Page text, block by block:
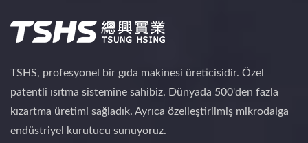
TSHS, profesyonel bir gıda makinesi üreticisidir. Özel
patentli ısıtma sistemine sahibiz. Dünyada 500'den fazla
kızartma üretimi sağladık. Ayrıca özelleştirilmiş mikrodalga
endüstriyel kurutucu sunuyoruz.